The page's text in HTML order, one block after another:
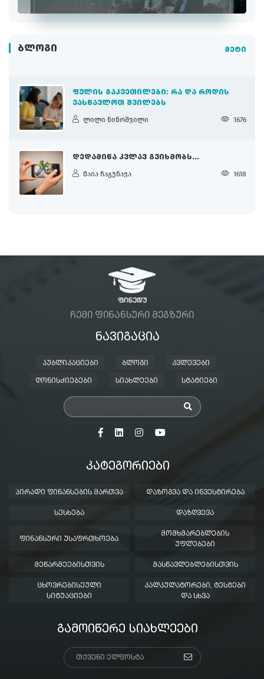
ᲑᲚᲝᲒᲘ მეტი
ᲤᲣᲚᲘᲡ ᲒᲐᲙᲕᲔᲗᲘᲚᲔᲑᲘ: ᲠᲐ ᲓᲐ ᲠᲝᲓᲘᲡ
ᲕᲐᲡᲬᲐᲕᲚᲝᲗ ᲨᲕᲘᲚᲔᲑᲡ
ლილი ნინოშვილი 1676
ᲓᲔᲓᲐᲛᲘᲬᲐ ᲙᲕᲚᲐᲕ ᲒᲕᲘᲮᲛᲝᲑᲡ...
მაია ჩაგუნავა 1618
ᲩᲔᲛᲘ ᲤᲘᲜᲐᲜᲡᲣᲠᲘ ᲛᲔᲒᲖᲣᲠᲘ
ᲜᲐᲕᲘᲒᲐᲪᲘᲐ
ᲞᲣᲑᲚᲘᲙᲐᲪᲘᲔᲑᲘ ᲑᲚᲝᲒᲘ ᲙᲕᲚᲔᲕᲔᲑᲘ
ᲦᲝᲜᲘᲡᲫᲘᲔᲑᲔᲑᲘ ᲡᲘᲐᲮᲚᲔᲔᲑᲘ ᲡᲢᲐᲢᲘᲔᲑᲘ
ᲙᲐᲢᲔᲒᲝᲠᲘᲔᲑᲘ
ᲞᲘᲠᲐᲓᲘ ᲤᲘᲜᲐᲜᲡᲔᲑᲘᲡ ᲛᲐᲠᲗᲕᲐ ᲓᲐᲖᲝᲒᲕᲐ ᲓᲐ ᲘᲜᲕᲔᲡᲢᲘᲠᲔᲑᲐ
ᲡᲔᲡᲮᲔᲑᲐ ᲓᲐᲖᲦᲕᲔᲕᲐ
ᲤᲘᲜᲐᲜᲡᲣᲠᲘ ᲣᲡᲐᲤᲠᲗᲮᲝᲔᲑᲐ
ᲛᲝᲛᲮᲛᲐᲠᲔᲑᲚᲔᲑᲘᲡ
ᲣᲤᲚᲔᲑᲔᲑᲘ
ᲛᲔᲬᲐᲠᲛᲔᲔᲑᲘᲡᲗᲕᲘᲡ ᲛᲐᲡᲬᲐᲕᲚᲔᲑᲚᲔᲑᲘᲡᲗᲕᲘᲡ
ᲪᲮᲝᲕᲠᲔᲑᲘᲡᲔᲣᲚᲘ
ᲡᲘᲢᲣᲐᲪᲘᲔᲑᲘ
ᲙᲐᲚᲙᲣᲚᲐᲢᲝᲠᲔᲑᲘ, ᲢᲔᲡᲢᲔᲑᲘ
ᲓᲐ ᲡᲮᲕᲐ
ᲒᲐᲛᲝᲘᲬᲔᲠᲔ ᲡᲘᲐᲮᲚᲔᲔᲑᲘ